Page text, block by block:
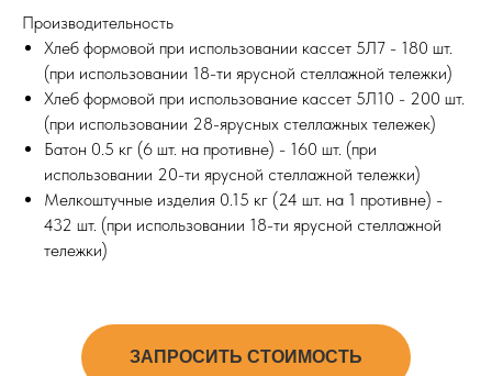
Производительность
Хлеб формовой при использовании кассет 5Л7 - 180 шт.
(при использовании 18-ти ярусной стеллажной тележки)
Хлеб формовой при использование кассет 5Л10 - 200 шт.
(при использовании 28-ярусных стеллажных тележек)
Батон 0.5 кг (6 шт. на противне) - 160 шт. (при
использовании 20-ти ярусной стеллажной тележки)
Мелкоштучные изделия 0.15 кг (24 шт. на 1 противне) -
432 шт. (при использовании 18-ти ярусной стеллажной
тележки)
ЗАПРОСИТЬ СТОИМОСТЬ